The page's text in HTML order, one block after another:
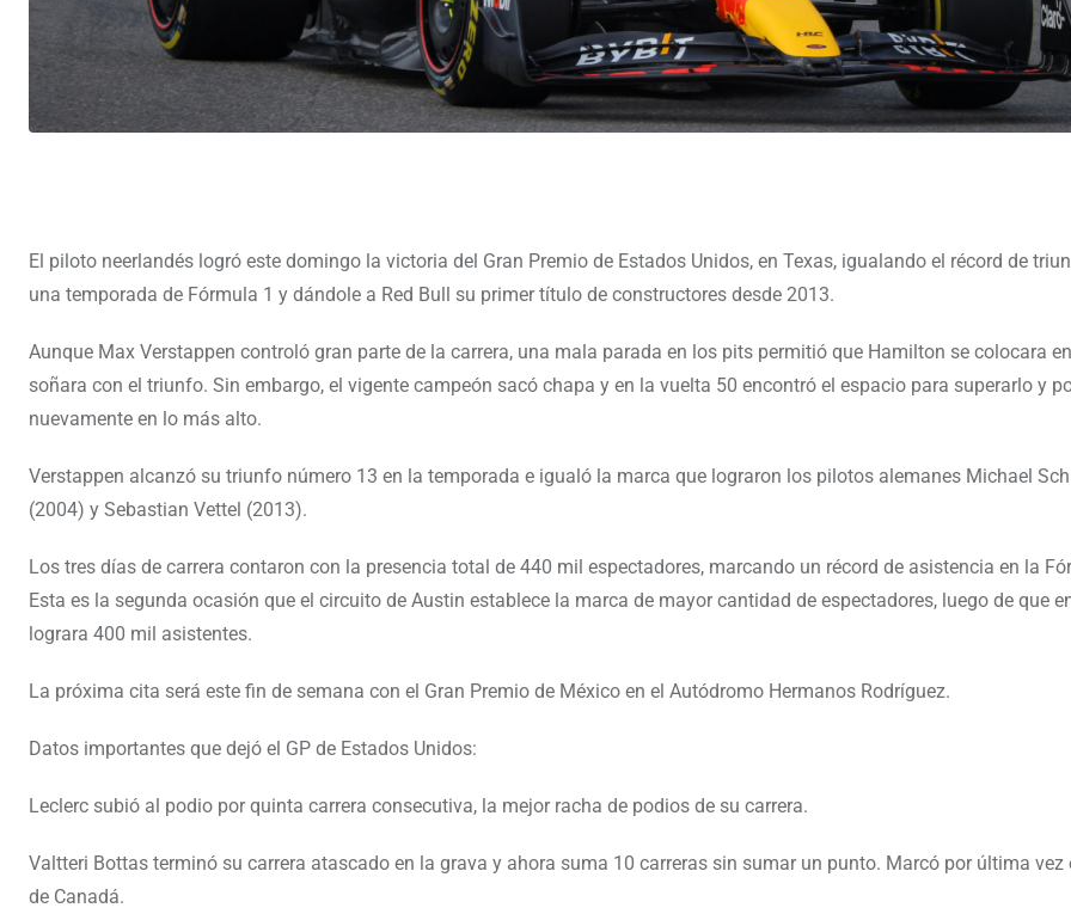
El piloto neerlandés logró este domingo la victoria del Gran Premio de Estados Unidos, en Texas, igualando el récord de
una temporada de Fórmula 1 y dándole a Red Bull su primer título de constructores desde 2013.
Aunque Max Verstappen controló gran parte de la carrera, una mala parada en los pits permitió que Hamilton se colocara
soñara con el triunfo. Sin embargo, el vigente campeón sacó chapa y en la vuelta 50 encontró el espacio para superarlo y
nuevamente en lo más alto.
Verstappen alcanzó su triunfo número 13 en la temporada e igualó la marca que lograron los pilotos alemanes Michael
(2004) y Sebastian Vettel (2013).
Los tres días de carrera contaron con la presencia total de 440 mil espectadores, marcando un récord de asistencia en la
Esta es la segunda ocasión que el circuito de Austin establece la marca de mayor cantidad de espectadores, luego de que
lograra 400 mil asistentes.
La próxima cita será este fin de semana con el Gran Premio de México en el Autódromo Hermanos Rodríguez.
Datos importantes que dejó el GP de Estados Unidos:
Leclerc subió al podio por quinta carrera consecutiva, la mejor racha de podios de su carrera.
Valtteri Bottas terminó su carrera atascado en la grava y ahora suma 10 carreras sin sumar un punto. Marcó por última vez
de Canadá.